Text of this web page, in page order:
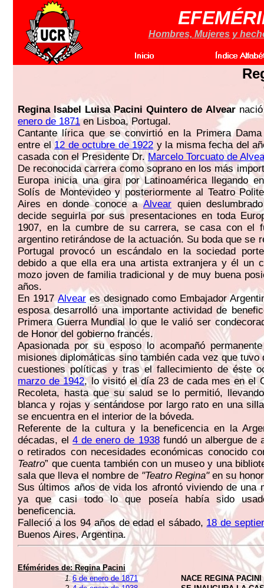
Hombres, Mujeres y
Regina Isabel Luisa Pacini Quintero de Alvear
enero de 1871en Lisboa, Portugal.
Cantante lírica que se convirtió en la Primera
entre el12 de octubre de 1922 y la misma fecha del
casada con el Presidente Dr.Marcelo Torcuato de
De reconocida carrera como soprano en los más
Europa inicia una gira por Latinoamérica llegando
Solís de Montevideo y posteriormente al Teatro
Aires en donde conoce aAlvear quien
decide seguirla por sus presentaciones en toda
1907, en la cumbre de su carrera, se casa con el
argentino retirándose de la actuación. Su boda que se
Portugal provocó un escándalo en la sociedad
debido a que ella era una artista extranjera y él un
mozo joven de familia tradicional y de muy buena
años.
En 1917Alvear es designado como Embajador
esposa desarrolló una importante actividad de
Primera Guerra Mundial lo que le valió ser
de Honor del gobierno francés.
Apasionada por su esposo lo acompañó
misiones diplomáticas sino también cada vez que tuvo
cuestiones políticas y tras el fallecimiento de éste
marzo de 1942, lo visitó el día 23 de cada mes en el
Recoleta, hasta que su salud se lo permitió,
blanca y rojas y sentándose por largo rato en una
se encuentra en el interior de la bóveda.
Referente de la cultura y la beneficencia en la
décadas, el4 de enero de 1938fundó un albergue de
o retirados con necesidades económicas conocido
Teatro” que cuenta también con un museo y una
sala que lleva el nombre de "Teatro Regina"en su
Sus últimos años de vida los afrontó viviendo de una
ya que casi todo lo que poseía había sido
beneficencia.
Falleció a los 94 años de edad el sábado, 18 de
Buenos Aires, Argentina.
Efémérides de: Regina Pacini
1.6 de enero de 1871
NACE REGINA PACINI